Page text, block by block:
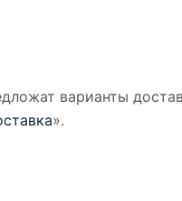
варианты
».